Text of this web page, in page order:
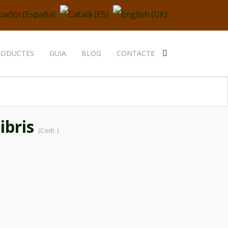
GUIA BLOG CONTACTE
(Codi: )